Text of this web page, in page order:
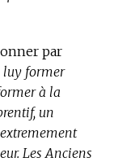
par
luy former
à la
un
Les Anciens